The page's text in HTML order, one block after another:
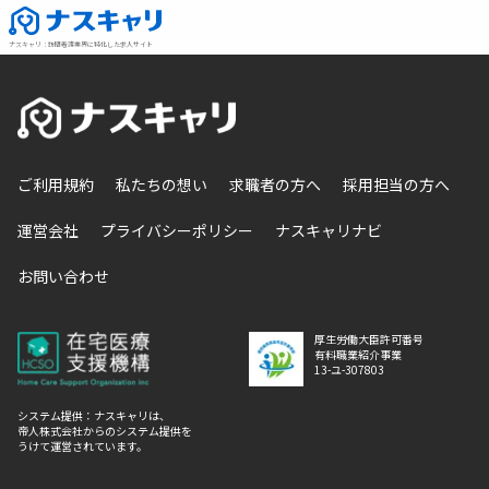
ナスキャリ ： 訪問看護業界に特化した求人サイト
ご利用規約 私たちの想い 求職者の方へ 採用担当の方へ
運営会社 プライバシーポリシー ナスキャリナビ
お問い合わせ
厚生労働大臣許可番号
有料職業紹介事業
13-ユ-307803
システム提供：ナスキャリは、
帝人株式会社からのシステム提供を
うけて運営されています。